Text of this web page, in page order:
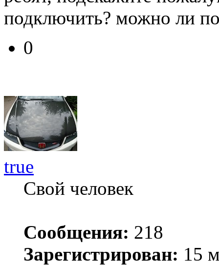
подключить? можно ли
0
true
Свой человек
Сообщения: 218
Зарегистрирован: 15